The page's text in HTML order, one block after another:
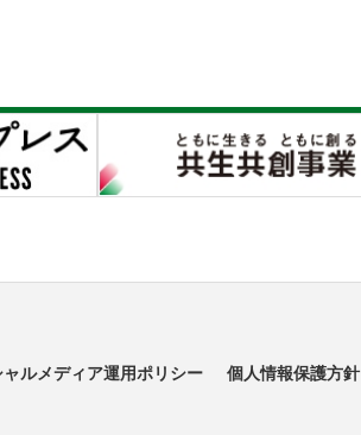
ャルメディア運用ポリシー 個人情報保護方針